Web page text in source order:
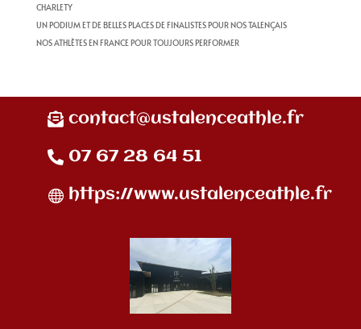
CHARLETY
UN PODIUM ET DE BELLES PLACES DE FINALISTES POUR NOS TALENÇAIS
NOS ATHLÈTES EN FRANCE POUR TOUJOURS PERFORMER
contact@ustalenceathle.fr
07 67 28 64 51
https://www.ustalenceathle.fr